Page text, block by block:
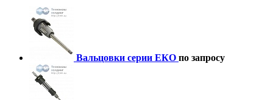
Вальцовки серии ЕКО по запросу